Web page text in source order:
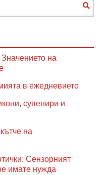
на
в ежедневието
сувенири и
на
Сензорният
имате нужда